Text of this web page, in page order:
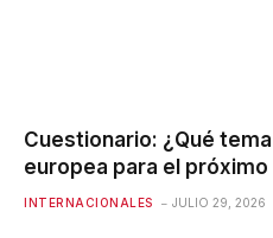
Cuestionario: ¿Qué
europea para el
INTERNACIONALES JULIO 29, 2026